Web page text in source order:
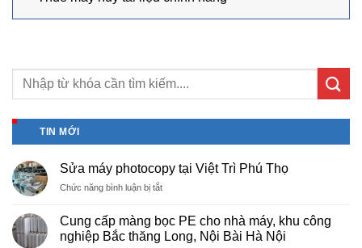
TIN MỚI
Sửa máy photocopy tại Việt Trì Phú Thọ
Chức năng bình luận bị tắtở
photocopy
tại
Cung cấp màng bọc PE cho nhà máy, khu công
nghiệp Bắc thăng Long, Nội Bài Hà Nội